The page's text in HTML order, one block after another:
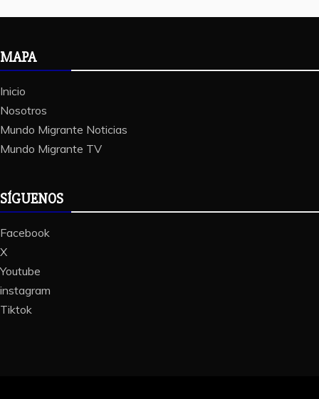
MAPA
Inicio
Nosotros
Mundo Migrante Noticias
Mundo Migrante TV
SÍGUENOS
Facebook
X
Youtube
instagram
Tiktok